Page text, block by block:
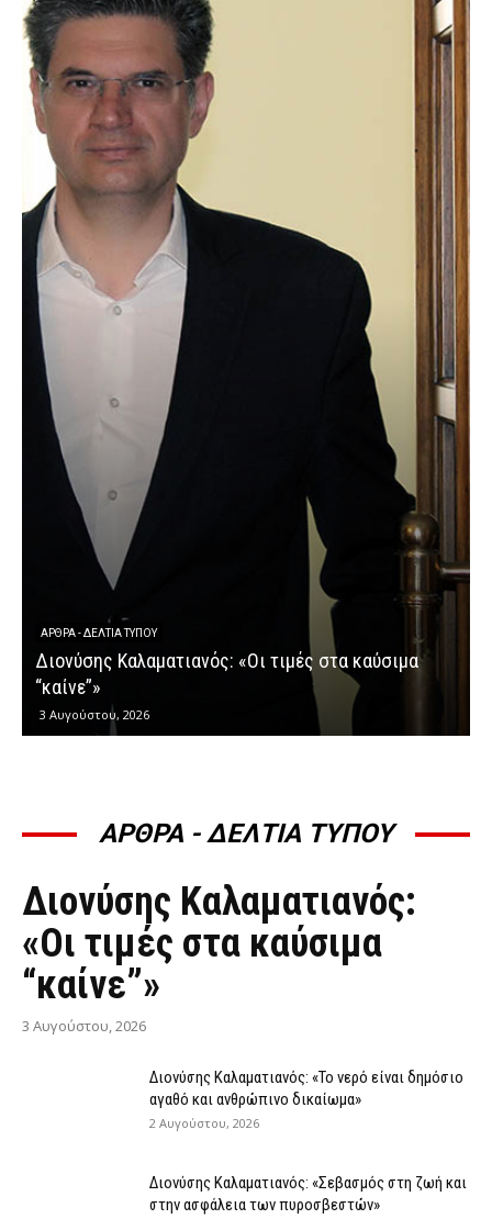
στα καύσιμα
Διονύσης Καλαματιανός: «Το νερό
αγαθό και ανθρώπινο δικαίωμα»
ΑΡΘΡΑ - ΔΕΛΤΙΑ ΤΥΠΟΥ
ΆΡΘΡΑ - ΔΕΛΤΊΑ ΤΎΠΟΥ
Διονύσης Καλαματιανός:
«Οι τιμές στα καύσιμα
“καίνε”»
3 Αυγούστου, 2026
Διονύσης Καλαματιανός: «Το νερό είναι δημόσιο
αγαθό και ανθρώπινο δικαίωμα»
2 Αυγούστου, 2026
Διονύσης Καλαματιανός: «Σεβασμός στη ζωή και
στην ασφάλεια των πυροσβεστών»